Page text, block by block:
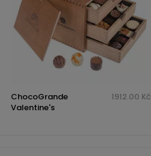
ChocoGrande
Valentine's
1912.00 Kč